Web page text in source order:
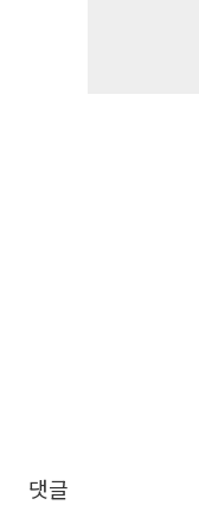
댓글